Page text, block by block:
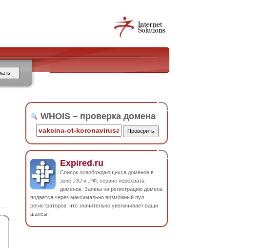
WHOIS – проверка домена
Expired.ru
Список освобождающихся доменов в
зоне .RU и .РФ, сервис перехвата
доменов. Заявка на регистрацию домена
подается через максимально возможный пул
регистраторов, что значительно увеличивает ваши
шансы.